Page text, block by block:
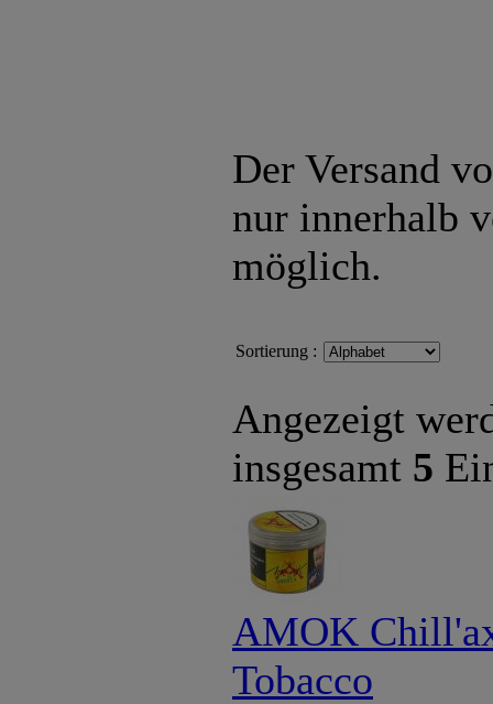
Der Versand
nur innerhalb
möglich.
Sortierung :
Angezeigt
insgesamt 5
AMOK
Tobacco